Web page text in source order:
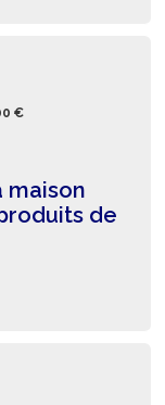
€
maison
de